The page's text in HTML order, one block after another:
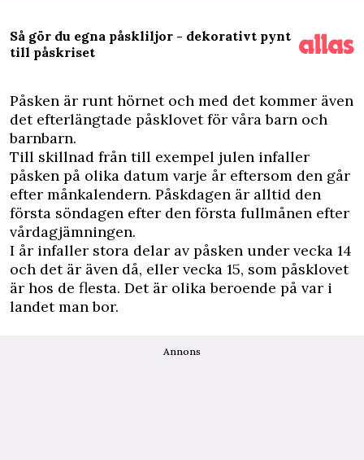
Så gör du egna påskliljor - dekorativt pynt
till påskriset
Påsken är runt hörnet och med det kommer även
det efterlängtade påsklovet för våra barn och
barnbarn.
Till skillnad från till exempel julen infaller
påsken på olika datum varje år eftersom den går
efter månkalendern. Påskdagen är alltid den
första söndagen efter den första fullmånen efter
vårdagjämningen.
I år infaller stora delar av påsken under vecka 14
och det är även då, eller vecka 15, som påsklovet
är hos de flesta. Det är olika beroende på var i
landet man bor.
Annons